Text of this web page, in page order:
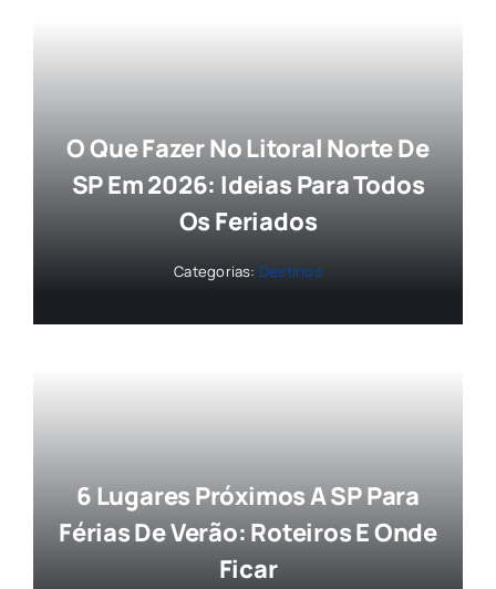
O Que Fazer No Litoral Norte De
SP Em 2026: Ideias Para Todos
Os Feriados
Categorias: Destinos
6 Lugares Próximos A SP Para
Férias De Verão: Roteiros E Onde
Ficar